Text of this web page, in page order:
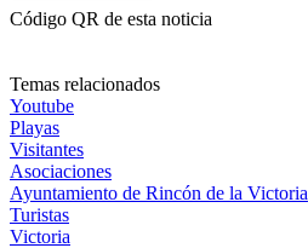
Código QR de esta noticia
Temas relacionados
Youtube
Playas
Visitantes
Asociaciones
Ayuntamiento de Rincón de la Victoria
Turistas
Victoria